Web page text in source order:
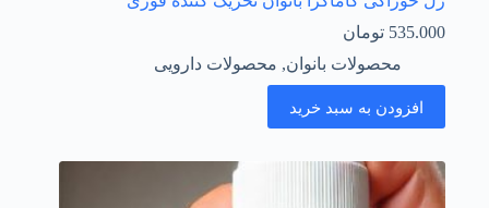
535.000 تومان
محصولات بانوان, محصولات دارویی
افزودن به سبد خرید